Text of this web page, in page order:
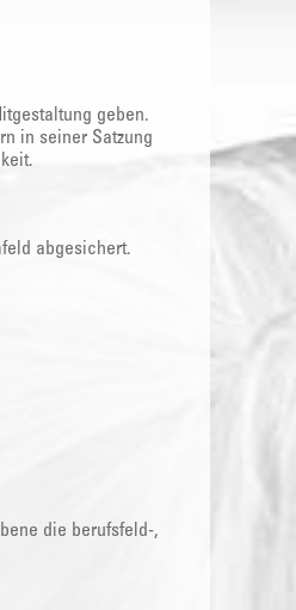
geben.
in seiner Satzung
abgesichert.
die berufsfeld-,